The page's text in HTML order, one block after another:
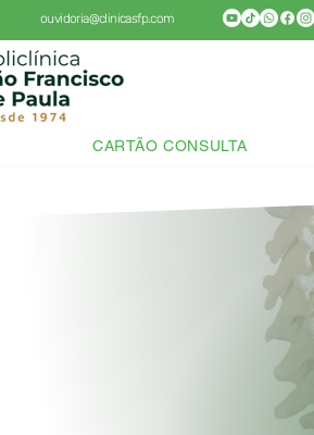
ouvidoria@clinicasfp.com
CARTÃO CONSULTA